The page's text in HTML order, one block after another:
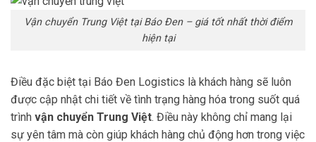
Vận chuyển Trung Việt tại Báo Đen – giá tốt nhất thời điểm
hiện tại
Điều đặc biệt tại Báo Đen Logistics là khách hàng sẽ luôn
được cập nhật chi tiết về tình trạng hàng hóa trong suốt quá
trình vận chuyển Trung Việt. Điều này không chỉ mang lại
sự yên tâm mà còn giúp khách hàng chủ động hơn trong việc